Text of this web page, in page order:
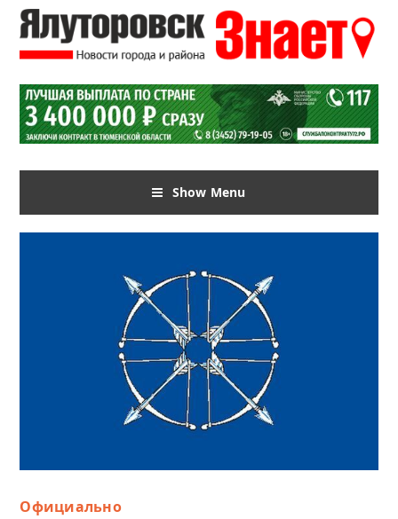
Show Menu
Официально